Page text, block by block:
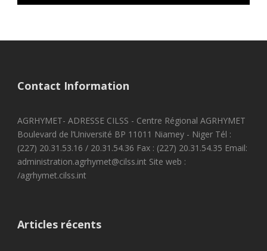
Contact Information
AGRHYMET- ADRESSE CILSS - Centre Régional AGRHYMET
Boulevard de l’Université BP 11011 Niamey - Niger Tél :
(227) 20.31.53.16 / 20.31.54.36 Fax : (227) 20.31.54.35 Email:
administration.agrhymet@cilss.int Site web :
/agrhymet.cilss.int
Articles récents